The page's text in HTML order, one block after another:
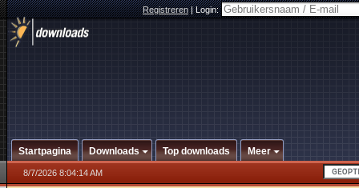
Registreren|Login:
Startpagina Downloads Top downloads Meer
8/7/2026 8:04:14 AM